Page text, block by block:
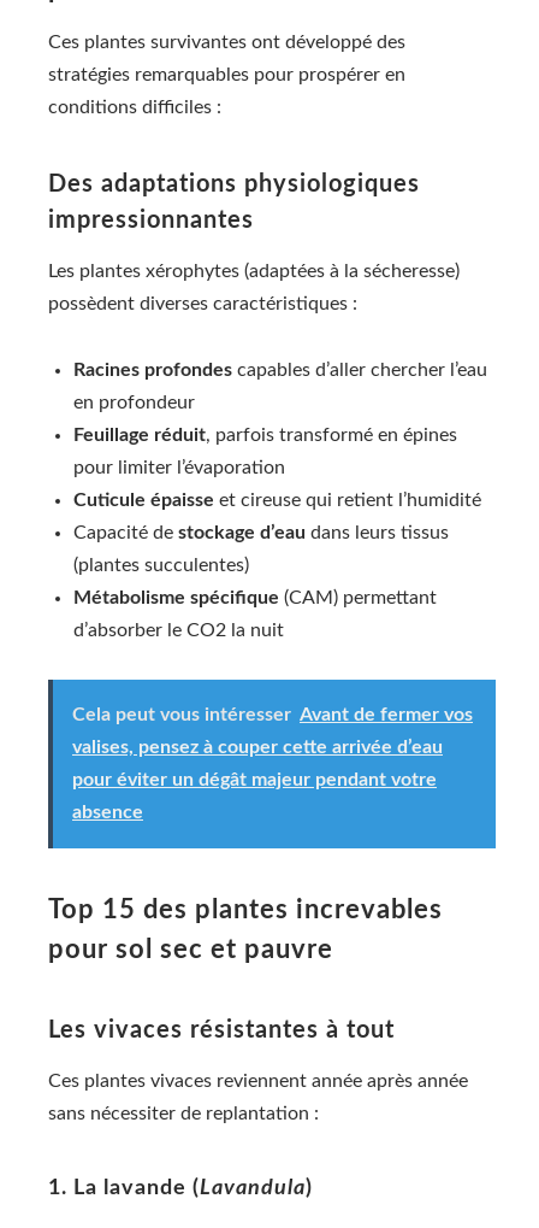
Ces plantes survivantes ont développé des
stratégies remarquables pour prospérer en
conditions difficiles :
Des adaptations physiologiques
impressionnantes
Les plantes xérophytes (adaptées à la sécheresse)
possèdent diverses caractéristiques :
Racines profondes capables d’aller chercher l’eau
en profondeur
Feuillage réduit, parfois transformé en épines
pour limiter l’évaporation
Cuticule épaisse et cireuse qui retient l’humidité
Capacité de stockage d’eau dans leurs tissus
(plantes succulentes)
Métabolisme spécifique (CAM) permettant
d’absorber le CO2 la nuit
Cela peut vous intéresser Avant de fermer vos
valises, pensez à couper cette arrivée d’eau
pour éviter un dégât majeur pendant votre
absence
Top 15 des plantes increvables
pour sol sec et pauvre
Les vivaces résistantes à tout
Ces plantes vivaces reviennent année après année
sans nécessiter de replantation :
1. La lavande (Lavandula)